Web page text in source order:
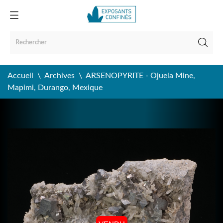
Accueil Archives
ARSENOPYRITE - Ojuela Mine,
Mapimi, Durango, Mexique